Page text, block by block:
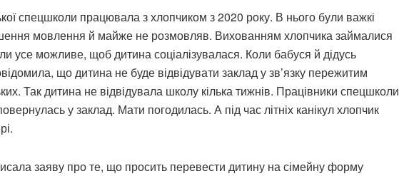
спецшколи працювала з хлопчиком з 2020 року. В нього були важкі
мовлення й майже не розмовляв. Вихованням хлопчика займалися
усе можливе, щоб дитина соціалізувалася. Коли бабуся й дідусь
що дитина не буде відвідувати заклад у зв’язку пережитим
Так дитина не відвідувала школу кілька тижнів. Працівники спецшколи
у заклад. Мати погодилась. А під час літніх канікул хлопчик
заяву про те, що просить перевести дитину на сімейну форму